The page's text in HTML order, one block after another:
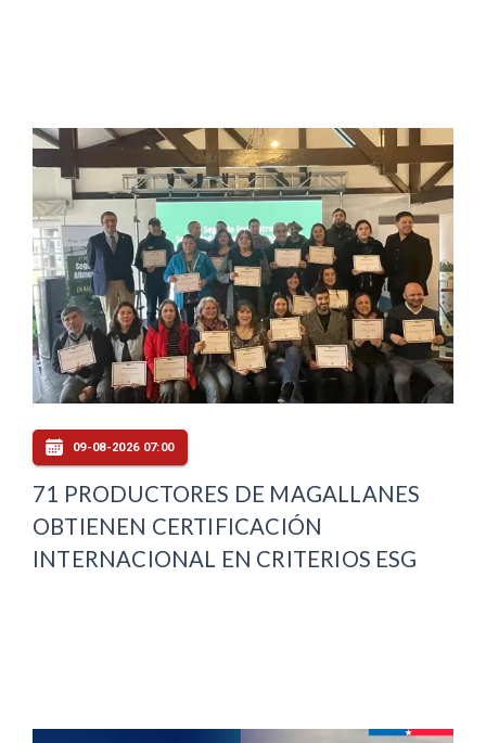
09-08-2026 07:00
71 PRODUCTORES DE MAGALLANES
OBTIENEN CERTIFICACIÓN
INTERNACIONAL EN CRITERIOS ESG